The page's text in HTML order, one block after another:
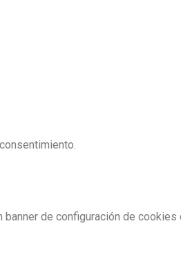
de configuración de cookies